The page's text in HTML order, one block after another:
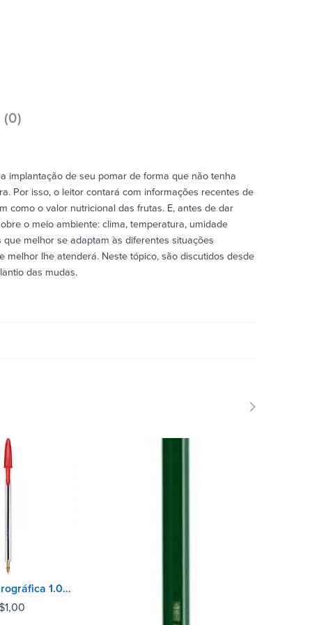
(0)
implantação de seu pomar de forma que não tenha
Por isso, o leitor contará com informações recentes de
como o valor nutricional das frutas. E, antes de dar
o meio ambiente: clima, temperatura, umidade
melhor se adaptam às diferentes situações
lhe atenderá. Neste tópico, são discutidos desde
das mudas.
Caneta esferográfica 1.0mm cristal - Bic vermelha
1,00